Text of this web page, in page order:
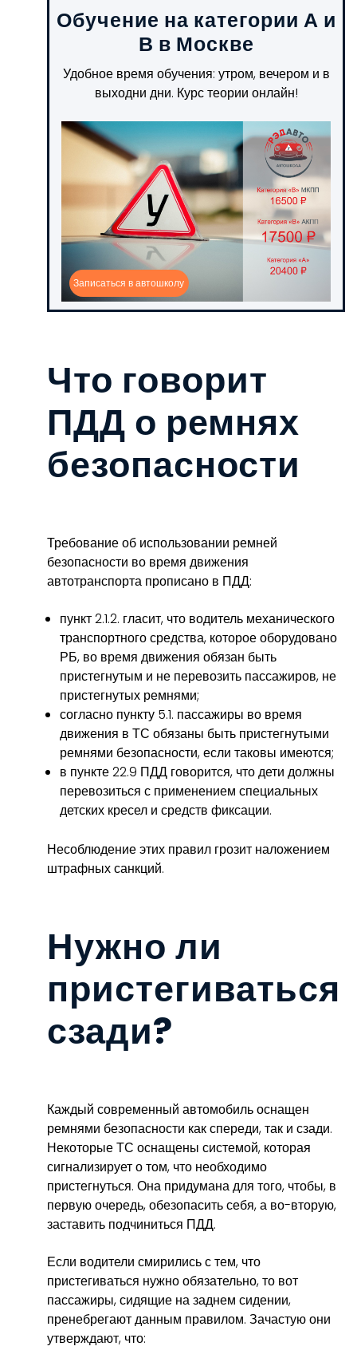
Обучение на категории А и
В в Москве
Удобное время обучения: утром, вечером и в
выходни дни. Курс теории онлайн!
Записаться в автошколу
Что говорит
ПДД о ремнях
безопасности
Требование об использовании ремней
безопасности во время движения
автотранспорта прописано в ПДД:
пункт 2.1.2. гласит, что водитель механического
транспортного средства, которое оборудовано
РБ, во время движения обязан быть
пристегнутым и не перевозить пассажиров, не
пристегнутых ремнями;
согласно пункту 5.1. пассажиры во время
движения в ТС обязаны быть пристегнутыми
ремнями безопасности, если таковы имеются;
в пункте 22.9 ПДД говорится, что дети должны
перевозиться с применением специальных
детских кресел и средств фиксации.
Несоблюдение этих правил грозит наложением
штрафных санкций.
Нужно ли
пристегиваться
сзади?
Каждый современный автомобиль оснащен
ремнями безопасности как спереди, так и сзади.
Некоторые ТС оснащены системой, которая
сигнализирует о том, что необходимо
пристегнуться. Она придумана для того, чтобы, в
первую очередь, обезопасить себя, а во-вторую,
заставить подчиниться ПДД.
Если водители смирились с тем, что
пристегиваться нужно обязательно, то вот
пассажиры, сидящие на заднем сидении,
пренебрегают данным правилом. Зачастую они
утверждают, что: